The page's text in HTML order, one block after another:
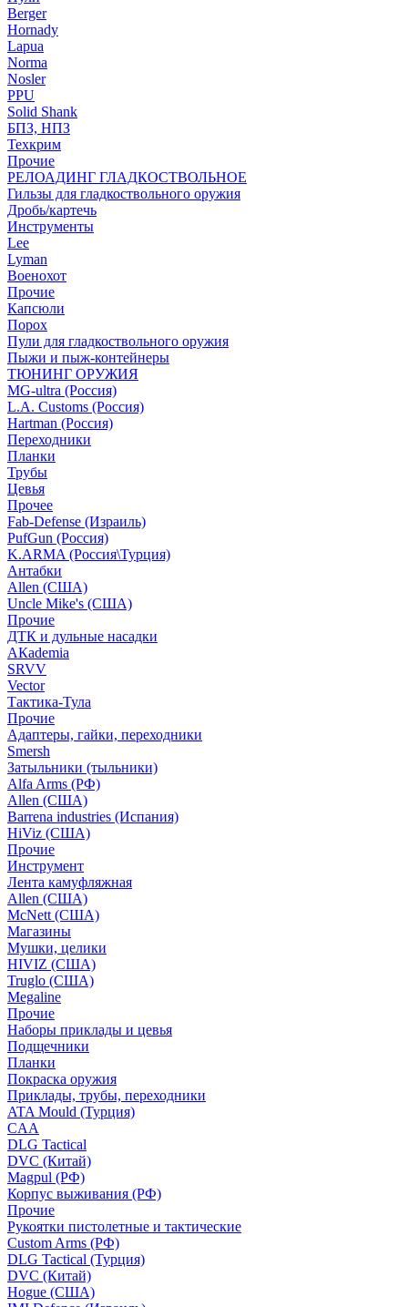
Berger
Hornady
Lapua
Norma
Nosler
PPU
Solid Shank
БПЗ, НПЗ
Техкрим
Прочие
РЕЛОАДИНГ ГЛАДКОСТВОЛЬНОЕ
Гильзы для гладкоствольного оружия
Дробь/картечь
Инструменты
Lee
Lyman
Военохот
Прочие
Капсюли
Порох
Пули для гладкоствольного оружия
Пыжи и пыж-контейнеры
ТЮНИНГ ОРУЖИЯ
MG-ultra (Россия)
L.A. Customs (Россия)
Hartman (Россия)
Переходники
Планки
Трубы
Цевья
Прочее
Fab-Defense (Израиль)
PufGun (Россия)
K.ARMA (Россия\Турция)
Антабки
Allen (США)
Uncle Mike's (США)
Прочие
ДТК и дульные насадки
АКademia
SRVV
Vector
Тактика-Тула
Прочие
Адаптеры, гайки, переходники
Smersh
Затыльники (тыльники)
Alfa Arms (РФ)
Allen (США)
Barrena industries (Испания)
HiViz (США)
Прочие
Инструмент
Лента камуфляжная
Allen (США)
McNett (США)
Магазины
Мушки, целики
HIVIZ (США)
Truglo (США)
Megaline
Прочие
Наборы приклады и цевья
Подщечники
Планки
Покраска оружия
Приклады, трубы, переходники
ATA Mould (Турция)
CAA
DLG Tactical
DVC (Китай)
Magpul (РФ)
Корпус выживания (РФ)
Прочие
Рукоятки пистолетные и тактические
Custom Arms (РФ)
DLG Tactical (Турция)
DVC (Китай)
Hogue (США)